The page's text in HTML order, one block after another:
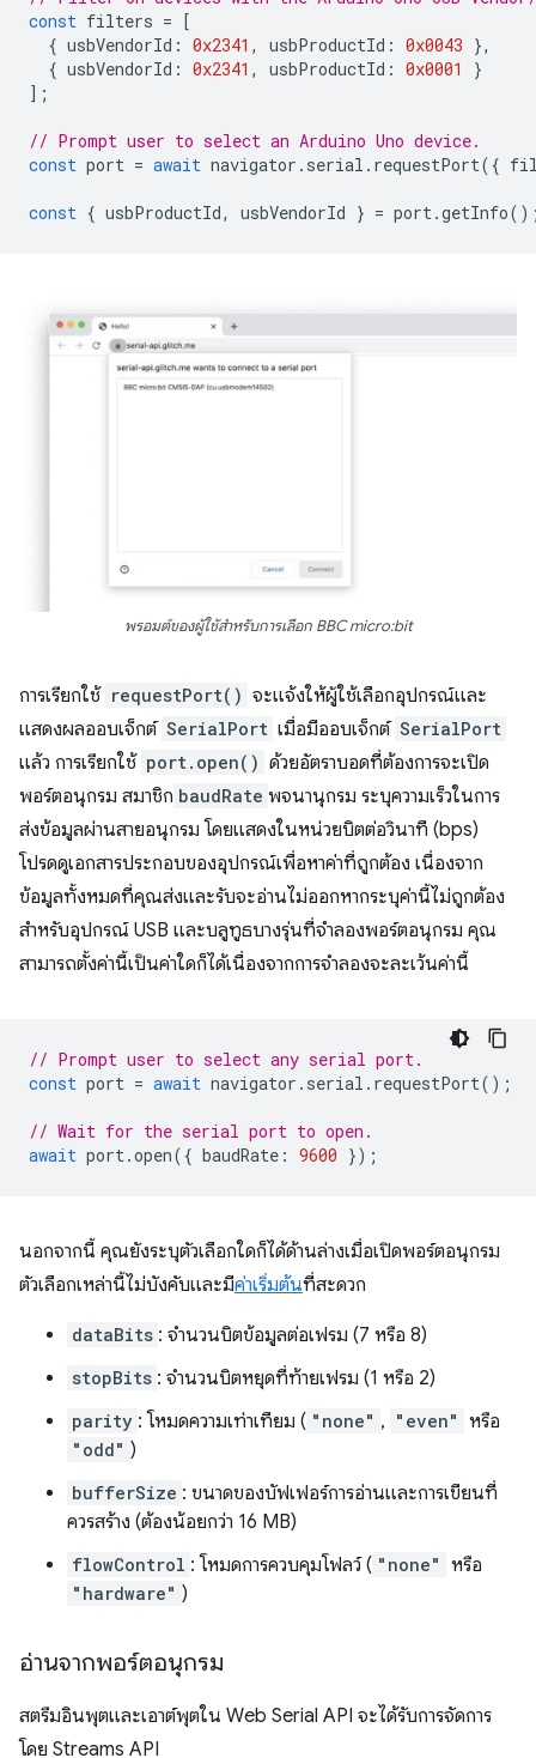
const filters = [
{ usbVendorId : 0x2341 , usbProductId : 0x0043 },
{ usbVendorId : 0x2341 , usbProductId : 0x0001
}
];
// Prompt user to select an Arduino Uno device.
const port = await navigator . serial . requestPort({
const { usbProductId, usbVendorId } = port.getInfo
พรอมต์ของผู้ใช้สำหรับการเลือก BBC micro:bit
การเรียกใช้ requestPort() จะแจ้งให้ผู้ใช้เลือกอุปกรณ์และ
แสดงผลออบเจ็กต์ SerialPort เมื่อมีออบเจ็กต์ SerialPort
แล้ว การเรียกใช้ port.open() ด้วยอัตราบอดที่ต้องการจะเปิด
พอร์ตอนุกรม สมาชิก baudRate พจนานุกรม ระบุความเร็วในการ
ส่งข้อมูลผ่านสายอนุกรม โดยแสดงในหน่วยบิตต่อวินาที (bps)
โปรดดูเอกสารประกอบของอุปกรณ์เพื่อหาค่าที่ถูกต้อง เนื่องจาก
ข้อมูลทั้งหมดที่คุณส่งและรับจะอ่านไม่ออกหากระบุค่านี้ไม่ถูกต้อง
สำหรับอุปกรณ์ USB และบลูทูธบางรุ่นที่จำลองพอร์ตอนุกรม คุณ
สามารถตั้งค่านี้เป็นค่าใดก็ได้เนื่องจากการจำลองจะละเว้นค่านี้
// Prompt user to select any serial port.
const port = await navigator . serial . requestPort();
// Wait for the serial port to open.
await port.open({ baudRate : 9600 });
นอกจากนี้ คุณยังระบุตัวเลือกใดก็ได้ด้านล่างเมื่อเปิดพอร์ตอนุกรม
ตัวเลือกเหล่านี้ไม่บังคับและมีค่าเริ่มต้นที่สะดวก
dataBits : จำนวนบิตข้อมูลต่อเฟรม (7 หรือ 8)
stopBits : จำนวนบิตหยุดที่ท้ายเฟรม (1 หรือ 2)
parity : โหมดความเท่าเทียม ( "none" , "even" หรือ
"odd" )
bufferSize : ขนาดของบัฟเฟอร์การอ่านและการเขียนที่
ควรสร้าง (ต้องน้อยกว่า 16 MB)
flowControl : โหมดการควบคุมโฟลว์ ( "none" หรือ
"hardware" )
อ่านจากพอร์ตอนุกรม
สตรีมอินพุตและเอาต์พุตใน Web Serial API จะได้รับการจัดการ
โดย Streams API